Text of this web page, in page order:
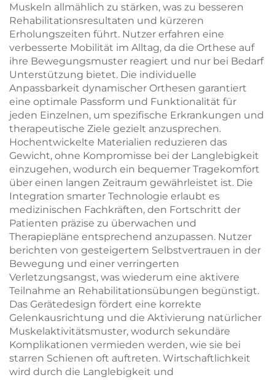
Muskeln allmählich zu stärken, was zu besseren
Rehabilitationsresultaten und kürzeren
Erholungszeiten führt. Nutzer erfahren eine
verbesserte Mobilität im Alltag, da die Orthese auf
ihre Bewegungsmuster reagiert und nur bei Bedarf
Unterstützung bietet. Die individuelle
Anpassbarkeit dynamischer Orthesen garantiert
eine optimale Passform und Funktionalität für
jeden Einzelnen, um spezifische Erkrankungen und
therapeutische Ziele gezielt anzusprechen.
Hochentwickelte Materialien reduzieren das
Gewicht, ohne Kompromisse bei der Langlebigkeit
einzugehen, wodurch ein bequemer Tragekomfort
über einen langen Zeitraum gewährleistet ist. Die
Integration smarter Technologie erlaubt es
medizinischen Fachkräften, den Fortschritt der
Patienten präzise zu überwachen und
Therapiepläne entsprechend anzupassen. Nutzer
berichten von gesteigertem Selbstvertrauen in der
Bewegung und einer verringerten
Verletzungsangst, was wiederum eine aktivere
Teilnahme an Rehabilitationsübungen begünstigt.
Das Gerätedesign fördert eine korrekte
Gelenkausrichtung und die Aktivierung natürlicher
Muskelaktivitätsmuster, wodurch sekundäre
Komplikationen vermieden werden, wie sie bei
starren Schienen oft auftreten. Wirtschaftlichkeit
wird durch die Langlebigkeit und